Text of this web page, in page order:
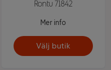
Rontu 71842
Mer info
Välj butik